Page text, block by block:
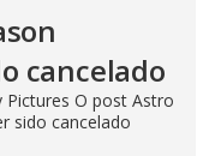
cancelado
Pictures O post Astro
sido cancelado